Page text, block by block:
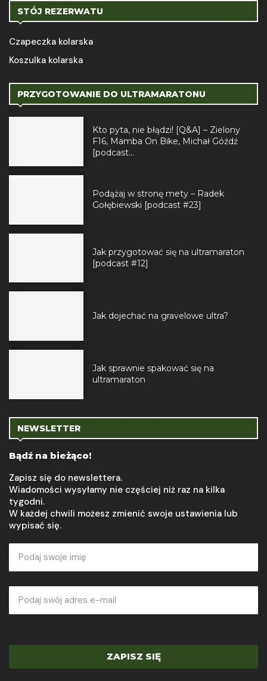
STÓJ REZERWATU
Czapeczka kolarska
Koszulka kolarska
PRZYGOTOWANIE DO ULTRAMARATONU
Kto pyta, nie błądzi! [Q&A] – Zielony
F16, Mamba On Bike, Michał Góźdź
[podcast...
Podążaj w stronę mety – Radek
Gołębiewski [podcast #23]
Jak przygotować się na ultramaraton
[podcast #12]
Jak dojechać na gravelowe ultra?
Jak sprawnie spakować się na
ultramaraton
NEWSLETTER
Bądź na bieżąco!
Zapisz się do newslettera.
Wiadomości wysyłamy nie częściej niż raz na kilka
tygodni.
W każdej chwili możesz zmienić swoje ustawienia lub
wypisać się.
ZAPISZ SIĘ